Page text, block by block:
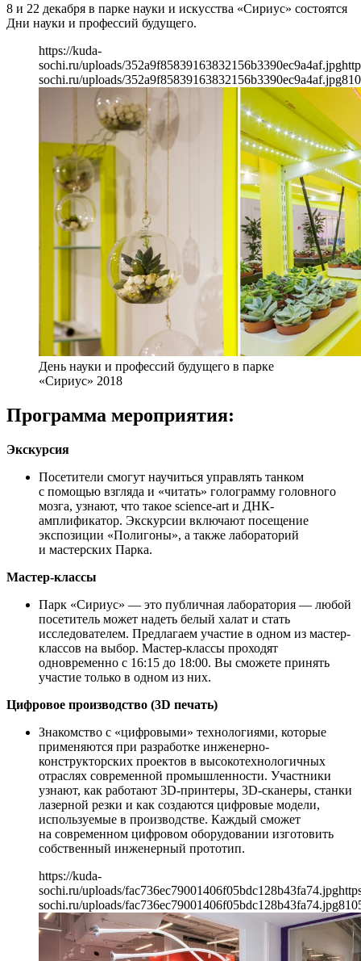
8 и 22 декабря в парке науки и искусства «Сириус» состоятся
Дни науки и профессий будущего.
https://kuda-
sochi.ru/uploads/352a9f85839163832156b3390ec9a4af.jpg
sochi.ru/uploads/352a9f85839163832156b3390ec9a4af.jpg810
День науки и профессий будущего в парке
«Сириус» 2018
Программа мероприятия:
Экскурсия
Посетители смогут научиться управлять танком
с помощью взгляда и «читать» голограмму головного
мозга, узнают, что такое science-art и ДНК-
амплификатор. Экскурсии включают посещение
экспозиции «Полигоны», а также лабораторий
и мастерских Парка.
Мастер-классы
Парк «Сириус» — это публичная лаборатория — любой
посетитель может надеть белый халат и стать
исследователем. Предлагаем участие в одном из мастер-
классов на выбор. Мастер-классы проходят
одновременно с 16:15 до 18:00. Вы сможете принять
участие только в одном из них.
Цифровое производство (3D печать)
Знакомство с «цифровыми» технологиями, которые
применяются при разработке инженерно-
конструкторских проектов в высокотехнологичных
отраслях современной промышленности. Участники
узнают, как работают 3D-принтеры, 3D-сканеры, станки
лазерной резки и как создаются цифровые модели,
используемые в производстве. Каждый сможет
на современном цифровом оборудовании изготовить
собственный инженерный прототип.
https://kuda-
sochi.ru/uploads/fac736ec79001406f05bdc128b43fa74.jpg
sochi.ru/uploads/fac736ec79001406f05bdc128b43fa74.jpg810